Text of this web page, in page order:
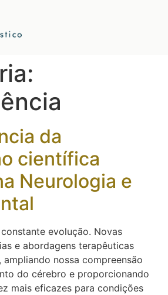
da
científica
Neurologia e
evolução. Novas
e abordagens terapêuticas
ampliando nossa compreensão
do cérebro e proporcionando
mais eficazes para condições